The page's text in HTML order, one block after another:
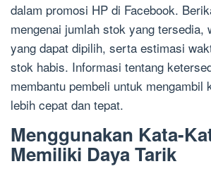
dalam promosi HP di Facebook.
mengenai jumlah stok yang tersedia,
yang dapat dipilih, serta estimasi
stok habis. Informasi tentang
membantu pembeli untuk mengambil
lebih cepat dan tepat.
Menggunakan Kata-
Memiliki Daya Tarik